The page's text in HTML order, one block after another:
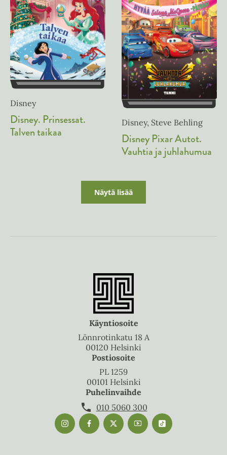
e
n
Disney
Disney. Prinsessat.
Talven taikaa
Disney, Steve Behling
Disney Pixar Autot.
Vauhtia ja juhlahumua
Näytä lisää
Käyntiosoite
Lönnrotinkatu 18 A
00120 Helsinki
Postiosoite
PL 1259
00101 Helsinki
Puhelinvaihde
010 5060 300